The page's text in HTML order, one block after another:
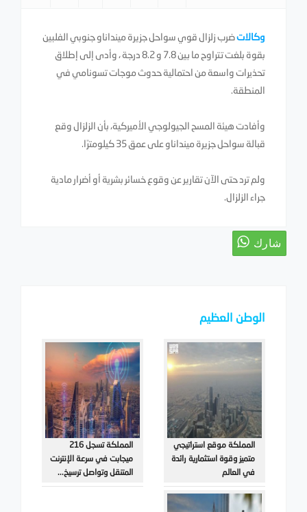
وكالاتضرب زلزال قوي سواحل جزيرة مينداناو جنوبي الفلبين
بقوة بلغت تتراوح ما بين 7.8 و 8.2 درجة ، وأدى إلى إطلاق
تحذيرات واسعة من احتمالية حدوث موجات تسونامي في
المنطقة.
وأفادت هيئة المسح الجيولوجي الأميركية، بأن الزلزال وقع
قبالة سواحل جزيرة مينداناو على عمق 35 كيلومترًا.
ولم ترد حتى الآن تقارير عن وقوع خسائر بشرية أو أضرار مادية
جراء الزلزال.
الوطن العظيم
المملكة موقع استراتيجي
متميز وقوة استثمارية رائدة
في العالم
المملكة تسجل 216
ميجابت في سرعة الإنترنت
المتنقل وتواصل ترسيخ...